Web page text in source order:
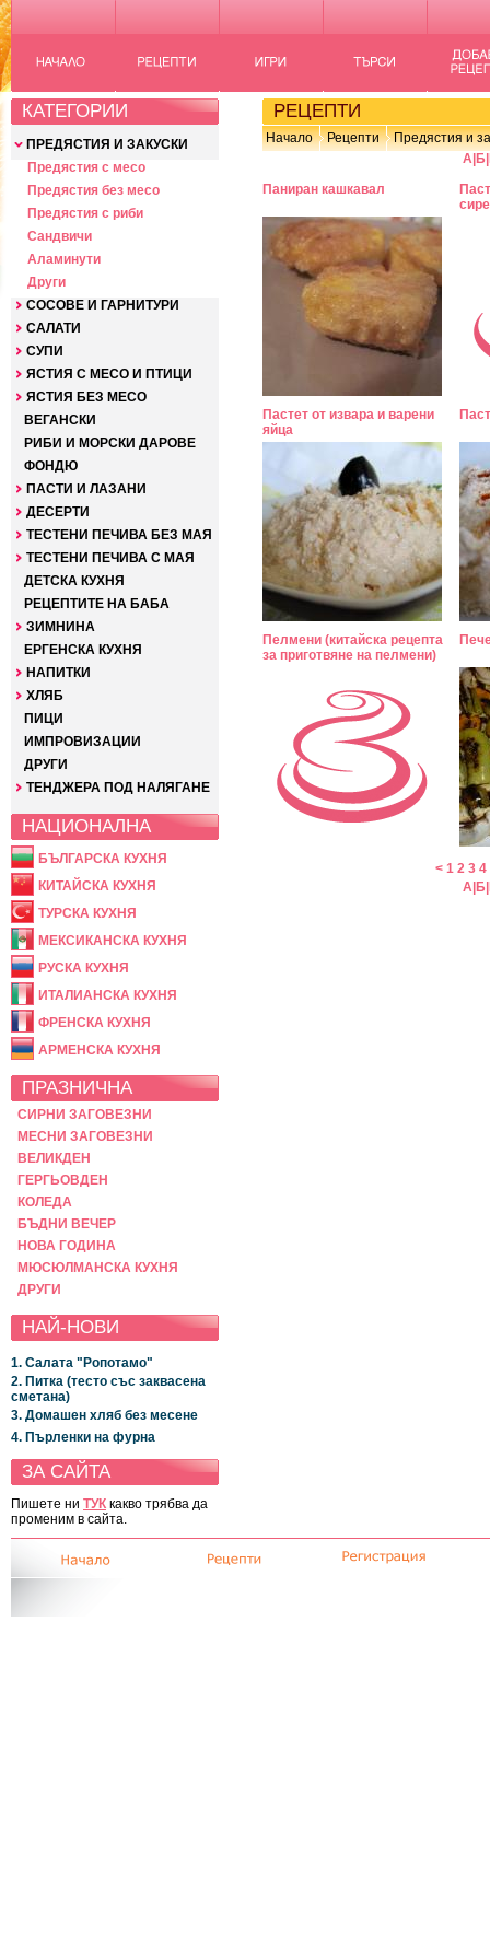
КАТЕГОРИИ
ПРЕДЯСТИЯ И ЗАКУСКИ
Предястия с месо
Предястия без месо
Предястия с риби
Сандвичи
Аламинути
Други
СОСОВЕ И ГАРНИТУРИ
САЛАТИ
СУПИ
ЯСТИЯ С МЕСО И ПТИЦИ
ЯСТИЯ БЕЗ МЕСО
ВЕГАНСКИ
РИБИ И МОРСКИ ДАРОВЕ
ФОНДЮ
ПАСТИ И ЛАЗАНИ
ДЕСЕРТИ
ТЕСТЕНИ ПЕЧИВА БЕЗ МАЯ
ТЕСТЕНИ ПЕЧИВА С МАЯ
ДЕТСКА КУХНЯ
РЕЦЕПТИТЕ НА БАБА
ЗИМНИНА
ЕРГЕНСКА КУХНЯ
НАПИТКИ
ХЛЯБ
ПИЦИ
ИМПРОВИЗАЦИИ
ДРУГИ
ТЕНДЖЕРА ПОД НАЛЯГАНЕ
НАЦИОНАЛНА
БЪЛГАРСКА КУХНЯ
КИТАЙСКА КУХНЯ
ТУРСКА КУХНЯ
МЕКСИКАНСКА КУХНЯ
РУСКА КУХНЯ
ИТАЛИАНСКА КУХНЯ
ФРЕНСКА КУХНЯ
АРМЕНСКА КУХНЯ
ПРАЗНИЧНА
СИРНИ ЗАГОВЕЗНИ
МЕСНИ ЗАГОВЕЗНИ
ВЕЛИКДЕН
ГЕРГЬОВДЕН
КОЛЕДА
БЪДНИ ВЕЧЕР
НОВА ГОДИНА
МЮСЮЛМАНСКА КУХНЯ
ДРУГИ
НАЙ-НОВИ
1. Салата "Ропотамо"
2. Питка (тесто със заквасена
сметана)
3. Домашен хляб без месене
4. Пърленки на фурна
ЗА САЙТА
Пишете ни ТУК какво трябва да
променим в сайта.
РЕЦЕПТИ
Начало Рецепти
Предястия и
А Б
Паниран кашкавал
Пастет от извара и варени
яйца
Пелмени (китайска рецепта
за приготвяне на пелмени)
< 1 2 3 4
А Б